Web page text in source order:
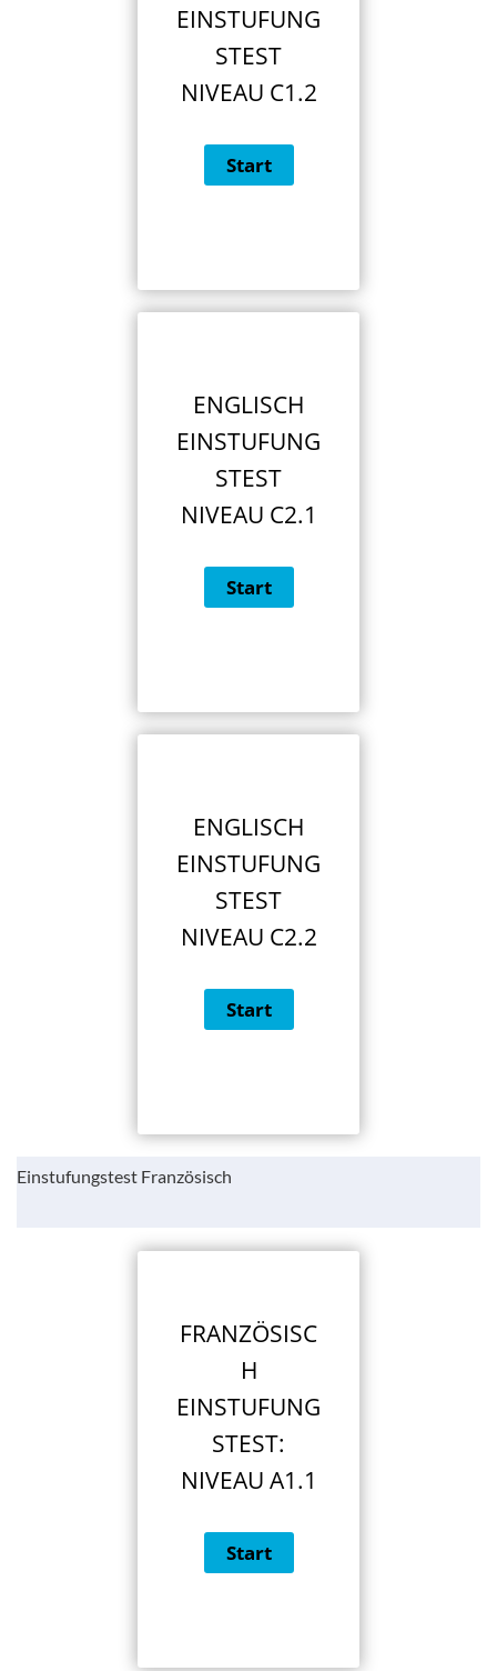
EINSTUFUNG
STEST
NIVEAU C1.2
ENGLISCH
EINSTUFUNG
STEST
NIVEAU C2.1
ENGLISCH
EINSTUFUNG
STEST
NIVEAU C2.2
Einstufungstest Französisch
FRANZÖSISC
H
EINSTUFUNG
STEST:
NIVEAU A1.1